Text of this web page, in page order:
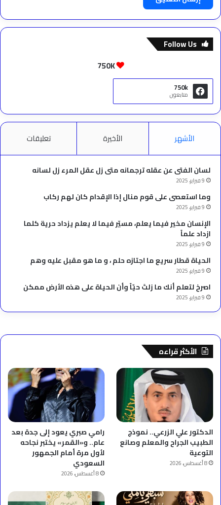
Follow Us
750K
750k
متابعون
الأشهر الأخيرة تعليقات
لسان الفتى عن عقله ترجمانه متى زل عقل المرء زل لسانه
9 فبراير، 2025
وما استعصى على قوم منال إذا الإقدام كان لهم ركاب
9 فبراير، 2025
الإنسان مخير فيما يعلم، مسيّر فيما لا يعلم يزداد حرية كلما
ازداد علماً
9 فبراير، 2025
الحياة قطار سريع ما اجتازه حلم ، و ما هو مقبل عليه وهم
9 فبراير، 2025
‫اصرخ لتعلم أنك ما زلتَ حيّاً وأن الحياة على هذه الأرض ممكن
9 فبراير، 2025
الأكثر قراءه
الدكتور علي الزرعي.. نموذج
الطبيب الجراح والمعلم وصانع
التوعية
8 أغسطس، 2026
رامي صبري يعود إلى جدة بعد
عام.. و«القمر» يختبر نجاحه
لأول مرة أمام الجمهور
السعودي
8 أغسطس، 2026